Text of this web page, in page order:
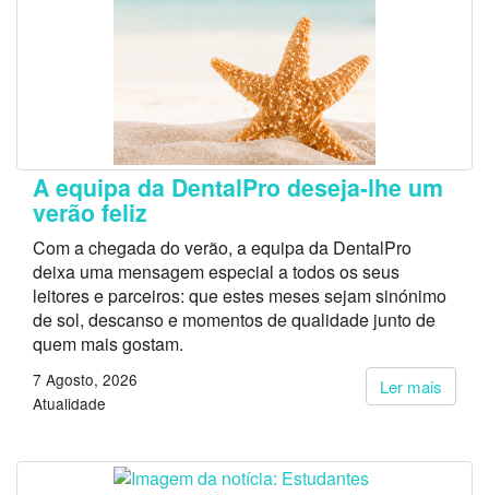
A equipa da DentalPro deseja-lhe um
verão feliz
Com a chegada do verão, a equipa da DentalPro
deixa uma mensagem especial a todos os seus
leitores e parceiros: que estes meses sejam sinónimo
de sol, descanso e momentos de qualidade junto de
quem mais gostam.
Ler mais
7 Agosto, 2026
Atualidade